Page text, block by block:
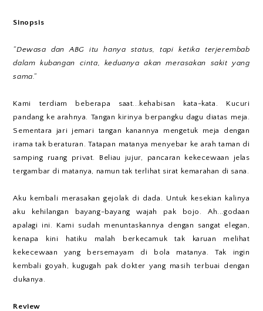
Sinopsis
“Dewasa dan ABG itu hanya status, tapi ketika terjerembab
dalam kubangan cinta, keduanya akan merasakan sakit yang
sama.”
Kami terdiam beberapa saat...kehabisan kata-kata. Kucuri
pandang ke arahnya. Tangan kirinya berpangku dagu diatas meja.
Sementara jari jemari tangan kanannya mengetuk meja dengan
irama tak beraturan. Tatapan matanya menyebar ke arah taman di
samping ruang privat. Beliau jujur, pancaran kekecewaan jelas
tergambar di matanya, namun tak terlihat sirat kemarahan di sana.
Aku kembali merasakan gejolak di dada. Untuk kesekian kalinya
aku kehilangan bayang-bayang wajah pak bojo. Ah...godaan
apalagi ini. Kami sudah menuntaskannya dengan sangat elegan,
kenapa kini hatiku malah berkecamuk tak karuan melihat
kekecewaan yang bersemayam di bola matanya. Tak ingin
kembali goyah, kugugah pak dokter yang masih terbuai dengan
dukanya.
Review